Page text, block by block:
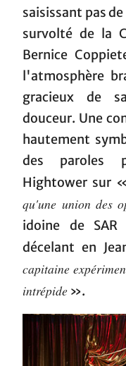
saisissant pas
survolté de la
Bernice
l'atmosphère
gracieux de
douceur. Une
hautement
des paroles
Hightower sur
qu'une union des
idoine de SAR
décelant en
capitaine
intrépide ».